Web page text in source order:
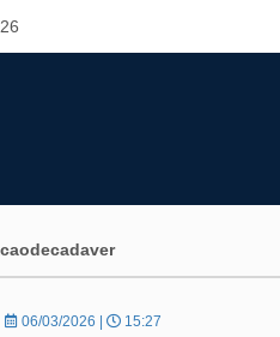
06/03/2026 | 15:27